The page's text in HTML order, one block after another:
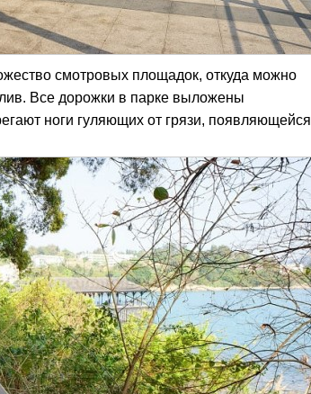
смотровых площадок, откуда можно
Все дорожки в парке выложены
ноги гуляющих от грязи, появляющейся